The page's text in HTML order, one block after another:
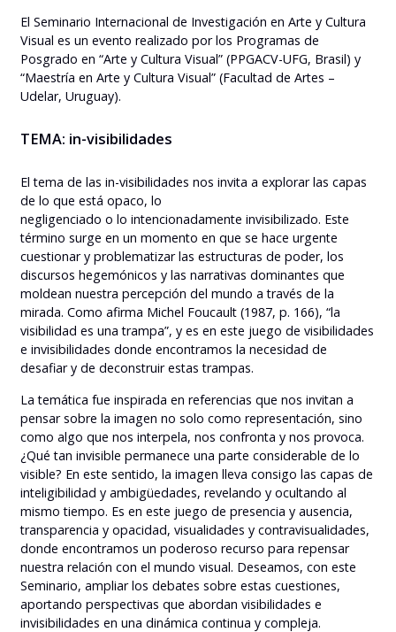
El Seminario Internacional de Investigación en Arte y Cultura
Visual es un evento realizado por los Programas de
Posgrado en “Arte y Cultura Visual” (PPGACV-UFG, Brasil) y
“Maestría en Arte y Cultura Visual” (Facultad de Artes –
Udelar, Uruguay).
TEMA: in-visibilidades
El tema de las in-visibilidades nos invita a explorar las capas
de lo que está opaco, lo
negligenciado o lo intencionadamente invisibilizado. Este
término surge en un momento en que se hace urgente
cuestionar y problematizar las estructuras de poder, los
discursos hegemónicos y las narrativas dominantes que
moldean nuestra percepción del mundo a través de la
mirada. Como afirma Michel Foucault (1987, p. 166), “la
visibilidad es una trampa”, y es en este juego de visibilidades
e invisibilidades donde encontramos la necesidad de
desafiar y de deconstruir estas trampas.
La temática fue inspirada en referencias que nos invitan a
pensar sobre la imagen no solo como representación, sino
como algo que nos interpela, nos confronta y nos provoca.
¿Qué tan invisible permanece una parte considerable de lo
visible? En este sentido, la imagen lleva consigo las capas de
inteligibilidad y ambigüedades, revelando y ocultando al
mismo tiempo. Es en este juego de presencia y ausencia,
transparencia y opacidad, visualidades y contravisualidades,
donde encontramos un poderoso recurso para repensar
nuestra relación con el mundo visual. Deseamos, con este
Seminario, ampliar los debates sobre estas cuestiones,
aportando perspectivas que abordan visibilidades e
invisibilidades en una dinámica continua y compleja.